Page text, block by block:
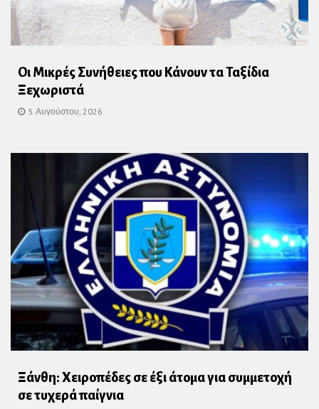
Οι Μικρές Συνήθειες που Κάνουν τα Ταξίδια
Ξεχωριστά
5 Αυγούστου, 2026
Ξάνθη: Χειροπέδες σε έξι άτομα για συμμετοχή
σε τυχερά παίγνια